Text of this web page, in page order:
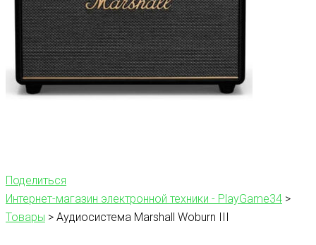
Поделиться
Интернет-магазин электронной техники - PlayGame34 >
Товары > Аудиосистема Marshall Woburn III